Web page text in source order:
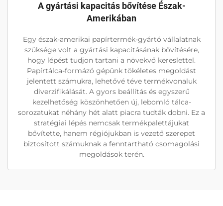
A gyártási kapacitás bővítése Észak-
Amerikában
Egy észak-amerikai papírtermék-gyártó vállalatnak
szüksége volt a gyártási kapacitásának bővítésére,
hogy lépést tudjon tartani a növekvő kereslettel.
Papírtálca-formázó gépünk tökéletes megoldást
jelentett számukra, lehetővé téve termékvonaluk
diverzifikálását. A gyors beállítás és egyszerű
kezelhetőség köszönhetően új, lebomló tálca-
sorozatukat néhány hét alatt piacra tudták dobni. Ez a
stratégiai lépés nemcsak termékpalettájukat
bővítette, hanem régiójukban is vezető szerepet
biztosított számuknak a fenntartható csomagolási
megoldások terén.